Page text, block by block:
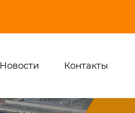
Новости Контакты